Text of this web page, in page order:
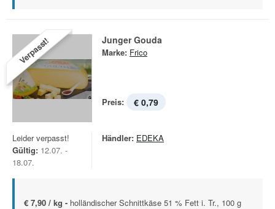
Verpasst! Junger Gouda
Marke: Frico
Preis: € 0,79
Leider verpasst!
Gültig: 12.07. -
18.07.
Händler: EDEKA
€ 7,90 / kg - holländischer Schnittkäse 51 % Fett i. Tr., 100 g